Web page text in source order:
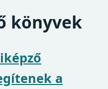
könyvek
a